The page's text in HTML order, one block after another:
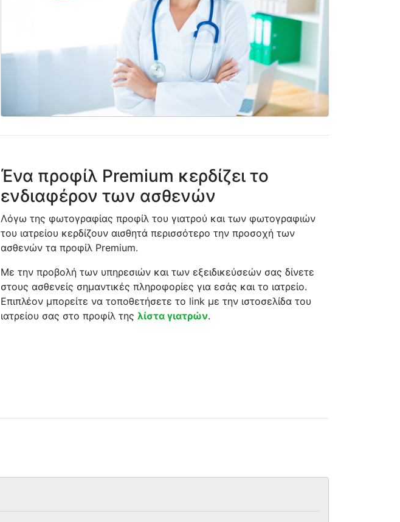
Ένα προφίλ Premium κερδίζει το
ενδιαφέρον των ασθενών
Λόγω της φωτογραφίας προφίλ του γιατρού και των φωτογραφιών
του ιατρείου κερδίζουν αισθητά περισσότερο την προσοχή των
ασθενών τα προφίλ Premium.
Με την προβολή των υπηρεσιών και των εξειδικεύσεών σας δίνετε
στους ασθενείς σημαντικές πληροφορίες για εσάς και το ιατρείο.
Επιπλέον μπορείτε να τοποθετήσετε το link με την ιστοσελίδα του
ιατρείου σας στο προφίλ της λίστα γιατρών.